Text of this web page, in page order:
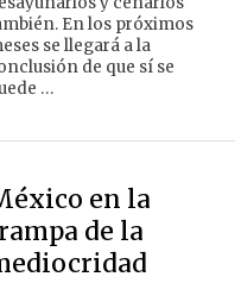
En los próximos
se llegará a la
de que sí se
…
en la
de la